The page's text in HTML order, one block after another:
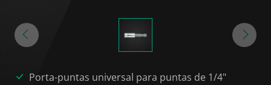
Porta-puntas universal para puntas de 1/4"